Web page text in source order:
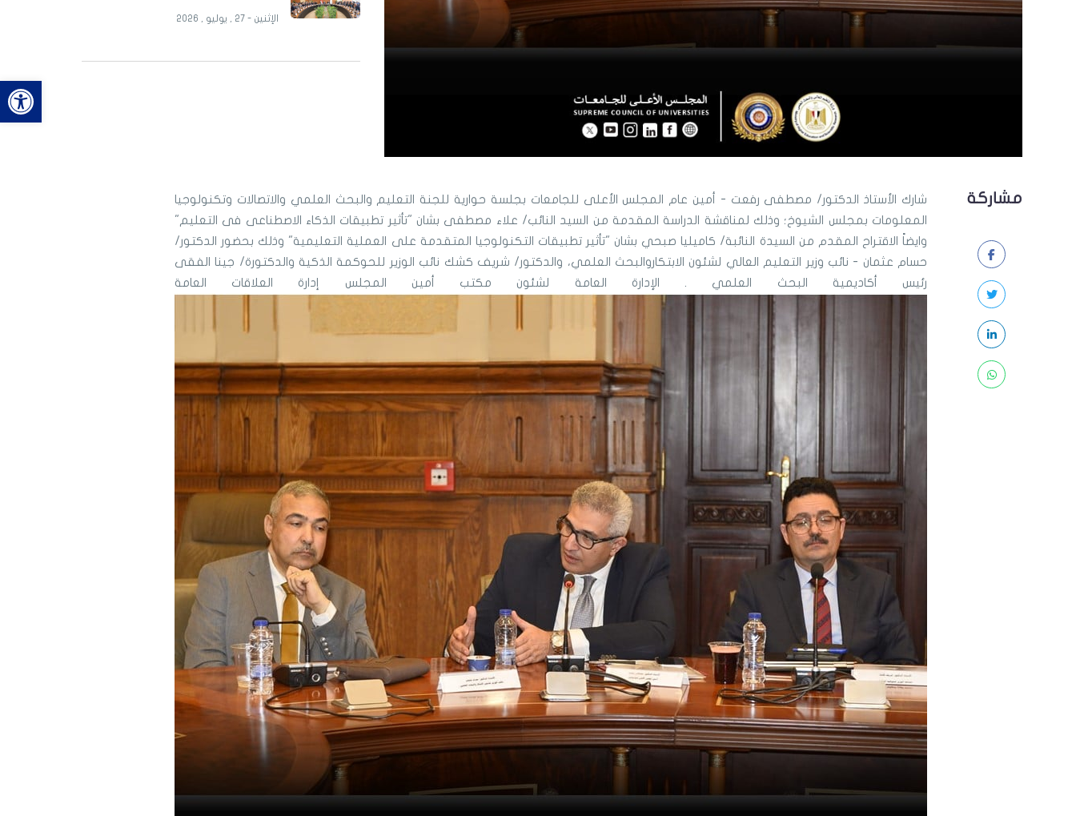
مشاركة
شارك الأستاذ الدكتور/ مصطفى رفعت - أمين عام المجلس الأعلى للجامعات بجلسة حوارية للجنة التعليم والبحث العلمي والاتصالات وتكنولوجيا
المعلومات بمجلس الشيوخ؛ وذلك لمناقشة الدراسة المقدمة من السيد النائب/ علاء مصطفى بشان "تأثير تطبيقات الذكاء الاصطناعى فى التعليم"
وايضاً الاقتراح المقدم من السيدة النائبة/ كاميليا صبحي بشان "تأثير تطبيقات التكنولوجيا المتقدمة على العملية التعليمية" وذلك بحضور الدكتور/
حسام عثمان - نائب وزير التعليم العالي لشئون الابتكاروالبحث العلمي، والدكتور/ شريف كشك نائب الوزير للحوكمة الذكية والدكتورة/ جينا الفقى
رئيس أكاديمية البحث العلمي .
الإدارة العامة لشئون مكتب أمين المجلس إدارة العلاقات العامة
الإثنين - 27 , يوليو , 2026